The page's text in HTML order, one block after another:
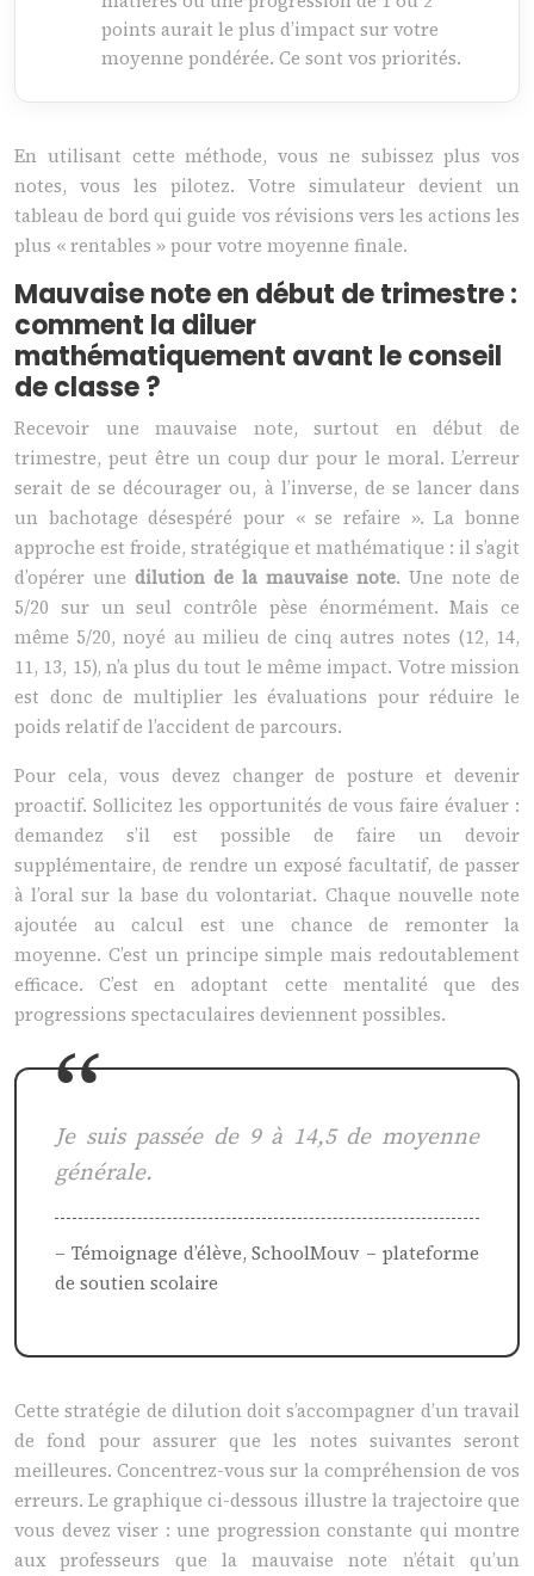
points aurait le plus d’impact sur votre
moyenne pondérée. Ce sont vos priorités.
En utilisant cette méthode, vous ne subissez plus vos
notes, vous les pilotez. Votre simulateur devient un
tableau de bord qui guide vos révisions vers les actions les
plus « rentables » pour votre moyenne finale.
Mauvaise note en début de trimestre :
comment la diluer
mathématiquement avant le conseil
de classe ?
Recevoir une mauvaise note, surtout en début de
trimestre, peut être un coup dur pour le moral. L’erreur
serait de se décourager ou, à l’inverse, de se lancer dans
un bachotage désespéré pour « se refaire ». La bonne
approche est froide, stratégique et mathématique : il s’agit
d’opérer une dilution de la mauvaise note. Une note de
5/20 sur un seul contrôle pèse énormément. Mais ce
même 5/20, noyé au milieu de cinq autres notes (12, 14,
11, 13, 15), n’a plus du tout le même impact. Votre mission
est donc de multiplier les évaluations pour réduire le
poids relatif de l’accident de parcours.
Pour cela, vous devez changer de posture et devenir
proactif. Sollicitez les opportunités de vous faire évaluer :
demandez s’il est possible de faire un devoir
supplémentaire, de rendre un exposé facultatif, de passer
à l’oral sur la base du volontariat. Chaque nouvelle note
ajoutée au calcul est une chance de remonter la
moyenne. C’est un principe simple mais redoutablement
efficace. C’est en adoptant cette mentalité que des
progressions spectaculaires deviennent possibles.
Je suis passée de 9 à 14,5 de moyenne
générale.
– Témoignage d’élève, SchoolMouv – plateforme
de soutien scolaire
Cette stratégie de dilution doit s’accompagner d’un travail
de fond pour assurer que les notes suivantes seront
meilleures. Concentrez-vous sur la compréhension de vos
erreurs. Le graphique ci-dessous illustre la trajectoire que
vous devez viser : une progression constante qui montre
aux professeurs que la mauvaise note n’était qu’un